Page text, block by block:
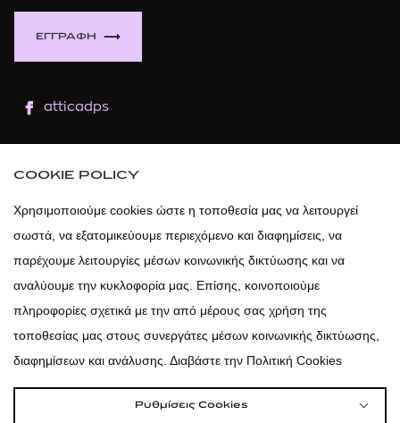
ΕΓΓΡΑΦΗ
atticadps
atticadps
COOKIE POLICY
Χρησιμοποιούμε cookies ώστε η τοποθεσία μας να λειτουργεί
σωστά, να εξατομικεύουμε περιεχόμενο και διαφημίσεις, να
παρέχουμε λειτουργίες μέσων κοινωνικής δικτύωσης και να
αναλύουμε την κυκλοφορία μας. Επίσης, κοινοποιούμε
πληροφορίες σχετικά με την από μέρους σας χρήση της
τοποθεσίας μας στους συνεργάτες μέσων κοινωνικής δικτύωσης,
διαφημίσεων και ανάλυσης. Διαβάστε την Πολιτική Cookies
Ρυθμίσεις Cookies